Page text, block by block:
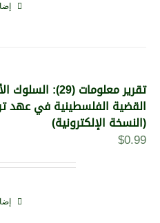
تقرير معلومات (29):
القضية الفلسطينية في عهد
(النسخة الإلكترونية)
$0.99